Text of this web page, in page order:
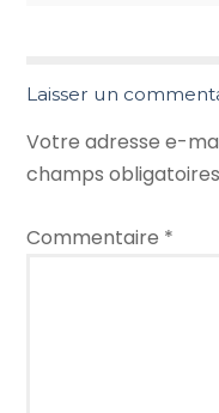
Laisser un
Votre adresse e-
champs
Commentaire *